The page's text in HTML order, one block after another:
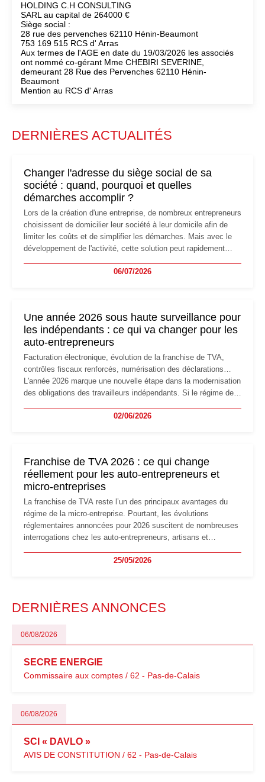
HOLDING C.H CONSULTING
SARL au capital de 264000 €
Siège social :
28 rue des pervenches 62110 Hénin-Beaumont
753 169 515 RCS d' Arras
Aux termes de l'AGE en date du 19/03/2026 les associés
ont nommé co-gérant Mme CHEBIRI SEVERINE,
demeurant 28 Rue des Pervenches 62110 Hénin-
Beaumont
Mention au RCS d' Arras
DERNIÈRES ACTUALITÉS
Changer l'adresse du siège social de sa
société : quand, pourquoi et quelles
démarches accomplir ?
Lors de la création d'une entreprise, de nombreux entrepreneurs
choisissent de domicilier leur société à leur domicile afin de
limiter les coûts et de simplifier les démarches. Mais avec le
développement de l'activité, cette solution peut rapidement
professionnels, recrutement, image de marque… Le
06/07/2026
Une année 2026 sous haute surveillance pour
les indépendants : ce qui va changer pour les
auto-entrepreneurs
Facturation électronique, évolution de la franchise de TVA,
contrôles fiscaux renforcés, numérisation des déclarations…
L'année 2026 marque une nouvelle étape dans la modernisation
des obligations des travailleurs indépendants. Si le régime de
les auto-entrepreneurs devront s'adapter à un environnement
02/06/2026
Franchise de TVA 2026 : ce qui change
réellement pour les auto-entrepreneurs et
micro-entreprises
La franchise de TVA reste l’un des principaux avantages du
régime de la micro-entreprise. Pourtant, les évolutions
réglementaires annoncées pour 2026 suscitent de nombreuses
interrogations chez les auto-entrepreneurs, artisans et
facturation ou risque de bascule vers la TVA : les règles
25/05/2026
DERNIÈRES ANNONCES
06/08/2026
SECRE ENERGIE
Commissaire aux comptes / 62 - Pas-de-Calais
06/08/2026
SCI « DAVLO »
AVIS DE CONSTITUTION / 62 - Pas-de-Calais